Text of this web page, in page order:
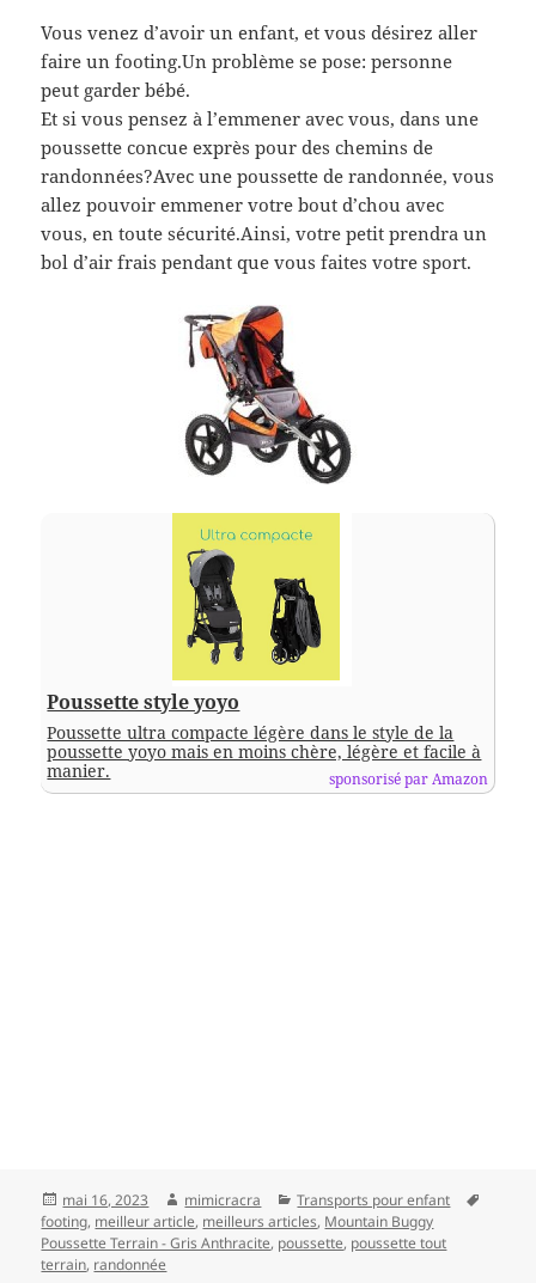
Vous venez d’avoir un enfant, et vous désirez aller
faire un footing.Un problème se pose: personne
peut garder bébé.
Et si vous pensez à l’emmener avec vous, dans une
poussette concue exprès pour des chemins de
randonnées?Avec une poussette de randonnée, vous
allez pouvoir emmener votre bout d’chou avec
vous, en toute sécurité.Ainsi, votre petit prendra un
bol d’air frais pendant que vous faites votre sport.
Poussette style yoyo
Poussette ultra compacte légère dans le style de la
poussette yoyo mais en moins chère, légère et facile à
manier.
sponsorisé par Amazon
Publié
le
mai 16, 2023 Auteur
mimicracra Catégories
Transports pour enfant
footing, meilleur article, meilleurs articles, Mountain Buggy
Poussette Terrain - Gris Anthracite, poussette, poussette tout
terrain, randonnée